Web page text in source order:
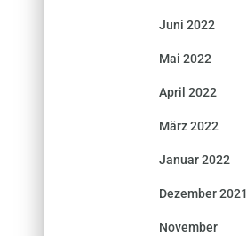
Juni 2022
Mai 2022
April 2022
März 2022
Januar 2022
Dezember 2021
November